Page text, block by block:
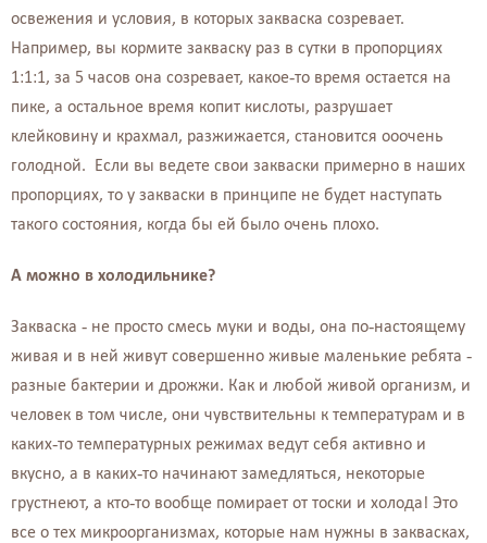
освежения и условия, в которых закваска созревает.
Например, вы кормите закваску раз в сутки в пропорциях
1:1:1, за 5 часов она созревает, какое-то время остается на
пике, а остальное время копит кислоты, разрушает
клейковину и крахмал, разжижается, становится ооочень
голодной. Если вы ведете свои закваски примерно в наших
пропорциях, то у закваски в принципе не будет наступать
такого состояния, когда бы ей было очень плохо.
А можно в холодильнике?
Закваска - не просто смесь муки и воды, она по-настоящему
живая и в ней живут совершенно живые маленькие ребята -
разные бактерии и дрожжи. Как и любой живой организм, и
человек в том числе, они чувствительны к температурам и в
каких-то температурных режимах ведут себя активно и
вкусно, а в каких-то начинают замедляться, некоторые
грустнеют, а кто-то вообще помирает от тоски и холода! Это
все о тех микроорганизмах, которые нам нужны в заквасках,